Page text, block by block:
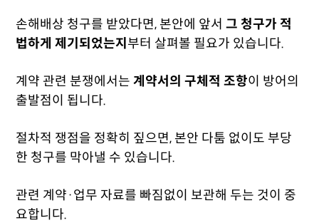
손해배상 청구를 받았다면, 본안에 앞서그 청구가 적
법하게 제기되었는지 부터 살펴볼 필요가 있습니다.
계약 관련 분쟁에서는계약서의 구체적 조항이 방어의
출발점이 됩니다.
절차적 쟁점을 정확히 짚으면, 본안 다툼 없이도 부당
한 청구를 막아낼 수 있습니다.
관련 계약·업무 자료를 빠짐없이 보관해 두는 것이 중
요합니다.